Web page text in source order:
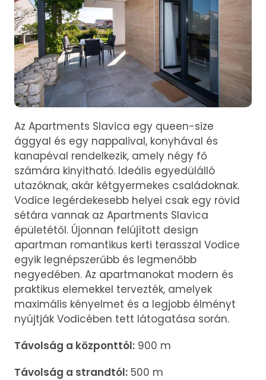
Az Apartments Slavica egy queen-size
ággyal és egy nappalival, konyhával és
kanapéval rendelkezik, amely négy fő
számára kinyitható. Ideális egyedülálló
utazóknak, akár kétgyermekes családoknak.
Vodice legérdekesebb helyei csak egy rövid
sétára vannak az Apartments Slavica
épületétől. Újonnan felújított design
apartman romantikus kerti terasszal Vodice
egyik legnépszerűbb és legmenőbb
negyedében. Az apartmanokat modern és
praktikus elemekkel tervezték, amelyek
maximális kényelmet és a legjobb élményt
nyújtják Vodicében tett látogatása során.
Távolság a központtól: 900 m
Távolság a strandtól: 500 m